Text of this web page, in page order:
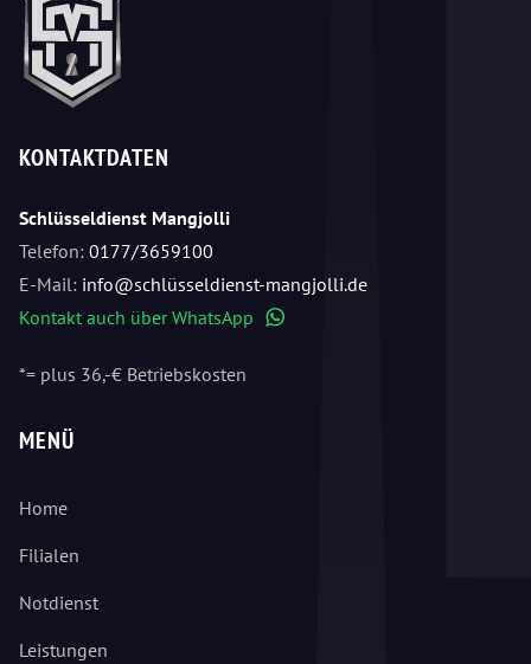
KONTAKTDATEN
Schlüsseldienst Mangjolli
Telefon: 0177/3659100
E-Mail: info@schlüsseldienst-mangjolli.de
Kontakt auch über WhatsApp
*= plus 36,-€ Betriebskosten
MENÜ
Home
Filialen
Notdienst
Leistungen